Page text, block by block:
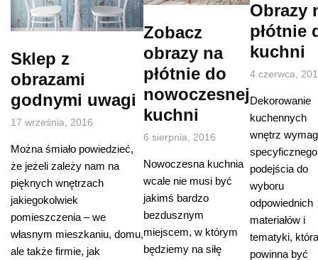
Sklep z
obrazami
godnymi uwagi
17 września, 2016
Można śmiało powiedzieć,
że jeżeli zależy nam na
pięknych wnętrzach
jakiegokolwiek
pomieszczenia – we
własnym mieszkaniu, domu,
ale także firmie, jak
Zobacz
obrazy na
płótnie do
nowoczesnej
kuchni
6 sierpnia, 2016
Nowoczesna kuchnia
wcale nie musi być
jakimś bardzo
bezdusznym
miejscem, w którym
będziemy na siłę
Obrazy
płótnie
kuchni
4 czerwca,
Dekorowanie
kuchennych
wnętrz
specyficznego
podejścia do
wyboru
odpowiednich
materiałów i
tematyki, która
powinna być